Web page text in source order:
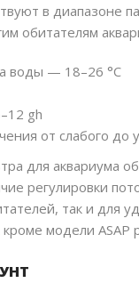
в диапазоне
обитателям
воды — 18–26 °C
gh
от слабого до
для аквариума
регулировки
так и для
кроме модели ASAP